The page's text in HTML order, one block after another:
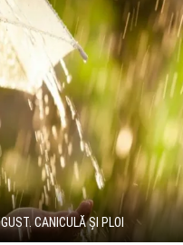
CANICULĂ ȘI PLOI